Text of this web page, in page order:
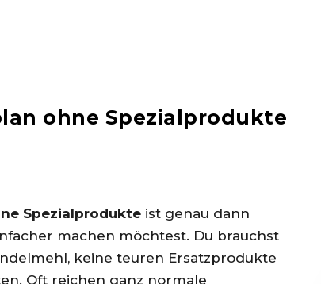
ohne Spezialprodukte
Spezialprodukte ist genau dann
machen möchtest. Du brauchst
keine teuren Ersatzprodukte
Oft reichen ganz normale